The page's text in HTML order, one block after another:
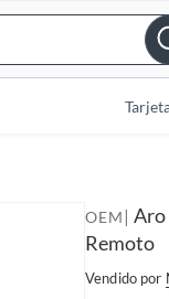
OEM | Aro
Remoto
Vendido por